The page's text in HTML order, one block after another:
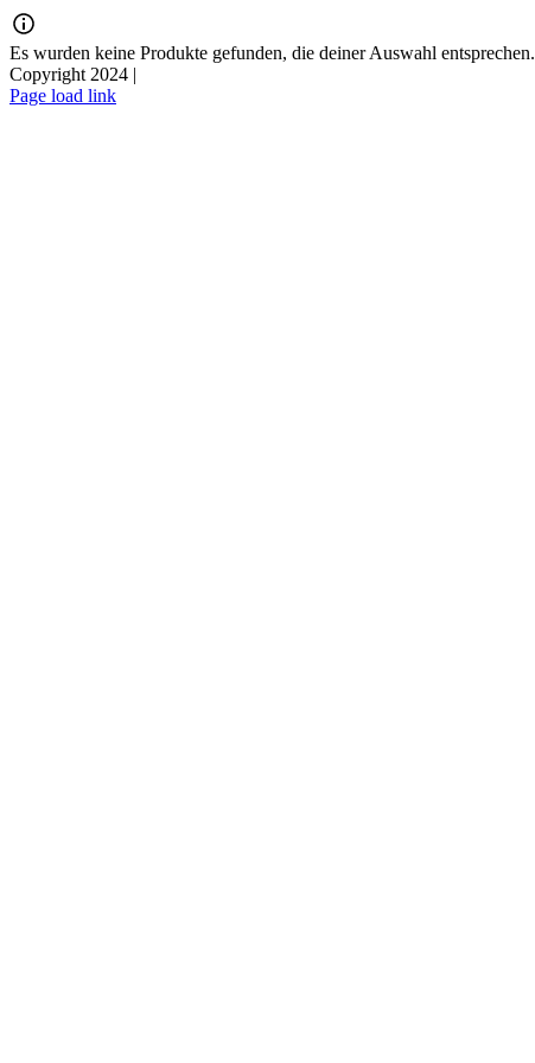
Zum
Inhalt
springen
Es wurden keine Produkte gefunden, die deiner Auswahl entsprechen.
Copyright 2024 |
Page load link